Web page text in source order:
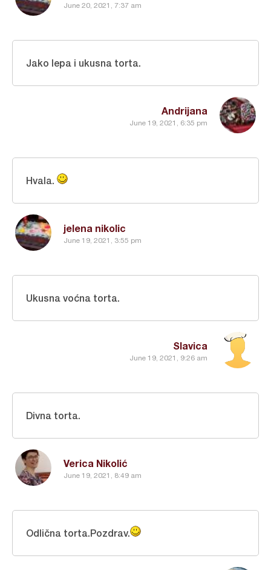
June 20, 2021, 7:37 am
Andrijana
June 19, 2021, 6:35 pm
Jako lepa i ukusna torta.
jelena nikolic
June 19, 2021, 3:55 pm
Hvala.
Slavica
June 19, 2021, 9:26 am
Ukusna voćna torta.
Verica Nikolić
June 19, 2021, 8:49 am
Divna torta.
Odlična torta.Pozdrav.